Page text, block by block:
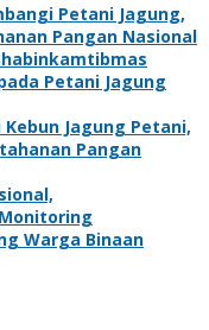
Petani Jagung,
Pangan Nasional
Petani Jagung
Jagung Petani,
Pangan
Warga Binaan